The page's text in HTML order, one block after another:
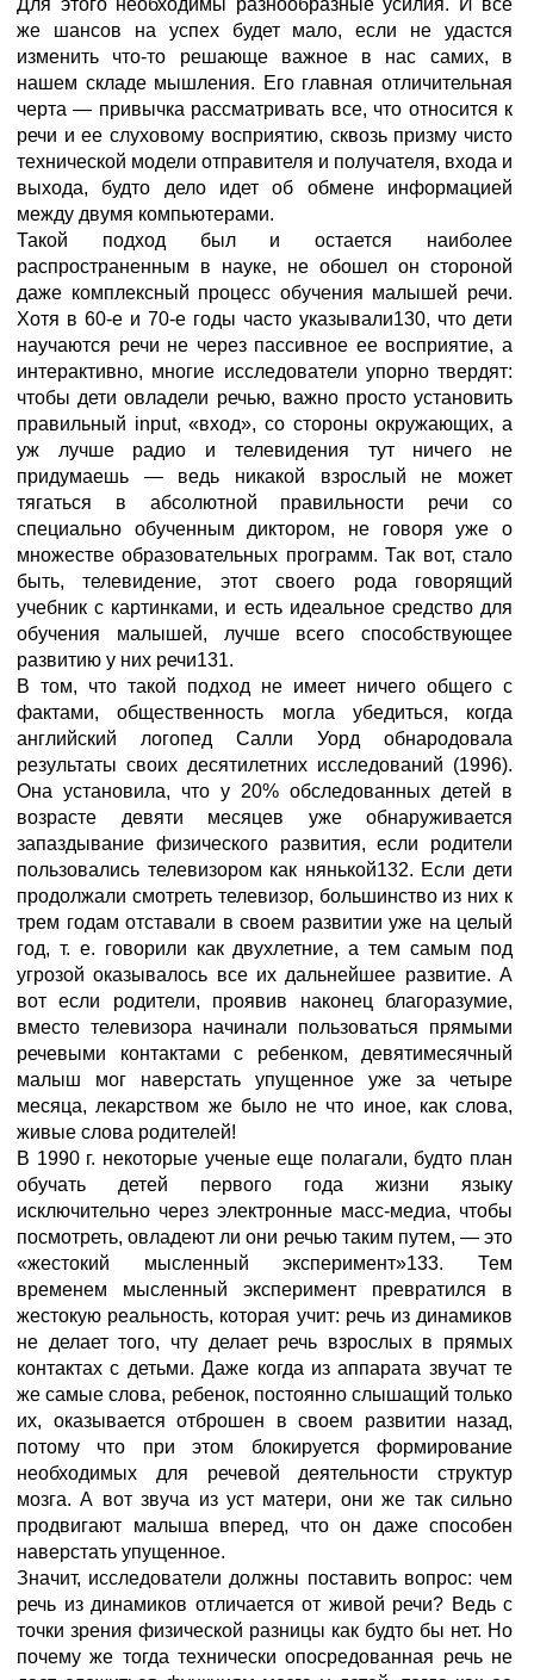
Для этого необходимы разнообразные усилия. И все
же шансов на успех будет мало, если не удастся
изменить что-то решающе важное в нас самих, в
нашем складе мышления. Его главная отличительная
черта — привычка рассматривать все, что относится к
речи и ее слуховому восприятию, сквозь призму чисто
технической модели отправителя и получателя, входа и
выхода, будто дело идет об обмене информацией
между двумя компьютерами.
Такой подход был и остается наиболее
распространенным в науке, не обошел он стороной
даже комплексный процесс обучения малышей речи.
Хотя в 60-е и 70-е годы часто указывали130, что дети
научаются речи не через пассивное ее восприятие, а
интерактивно, многие исследователи упорно твердят:
чтобы дети овладели речью, важно просто установить
правильный input, «вход», со стороны окружающих, а
уж лучше радио и телевидения тут ничего не
придумаешь — ведь никакой взрослый не может
тягаться в абсолютной правильности речи со
специально обученным диктором, не говоря уже о
множестве образовательных программ. Так вот, стало
быть, телевидение, этот своего рода говорящий
учебник с картинками, и есть идеальное средство для
обучения малышей, лучше всего способствующее
развитию у них речи131.
В том, что такой подход не имеет ничего общего с
фактами, общественность могла убедиться, когда
английский логопед Салли Уорд обнародовала
результаты своих десятилетних исследований (1996).
Она установила, что у 20% обследованных детей в
возрасте девяти месяцев уже обнаруживается
запаздывание физического развития, если родители
пользовались телевизором как нянькой132. Если дети
продолжали смотреть телевизор, большинство из них к
трем годам отставали в своем развитии уже на целый
год, т. е. говорили как двухлетние, а тем самым под
угрозой оказывалось все их дальнейшее развитие. А
вот если родители, проявив наконец благоразумие,
вместо телевизора начинали пользоваться прямыми
речевыми контактами с ребенком, девятимесячный
малыш мог наверстать упущенное уже за четыре
месяца, лекарством же было не что иное, как слова,
живые слова родителей!
В 1990 г. некоторые ученые еще полагали, будто план
обучать детей первого года жизни языку
исключительно через электронные масс-медиа, чтобы
посмотреть, овладеют ли они речью таким путем, — это
«жестокий мысленный эксперимент»133. Тем
временем мысленный эксперимент превратился в
жестокую реальность, которая учит: речь из динамиков
не делает того, чту делает речь взрослых в прямых
контактах с детьми. Даже когда из аппарата звучат те
же самые слова, ребенок, постоянно слышащий только
их, оказывается отброшен в своем развитии назад,
потому что при этом блокируется формирование
необходимых для речевой деятельности структур
мозга. А вот звуча из уст матери, они же так сильно
продвигают малыша вперед, что он даже способен
наверстать упущенное.
Значит, исследователи должны поставить вопрос: чем
речь из динамиков отличается от живой речи? Ведь с
точки зрения физической разницы как будто бы нет. Но
почему же тогда технически опосредованная речь не